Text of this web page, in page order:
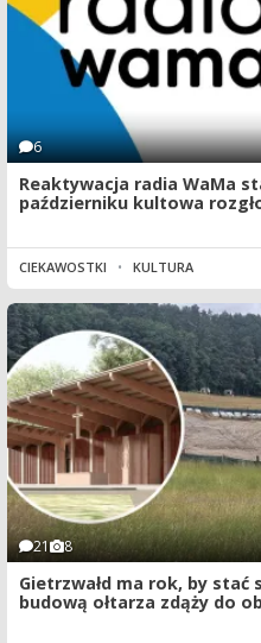
6
Reaktywacja radia WaMa
październiku kultowa
CIEKAWOSTKI • KULTURA
21 8
Gietrzwałd ma rok, by stać
budową ołtarza zdąży do